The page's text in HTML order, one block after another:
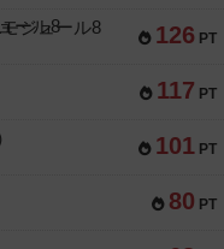
126 PT
ジュール8
117 PT
101 PT
80 PT